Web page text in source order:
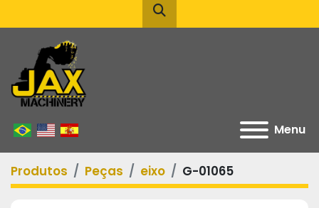
Pesquisar
Menu
Produtos Peças eixo G-01065